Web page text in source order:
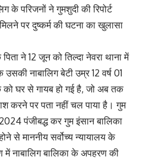
के परिजनों ने गुमशुदी की रिपोर्ट
पर दुष्कर्म की घटना का खुलासा
ने 12 जून को तिल्दा नेवरा थाना में
उसकी नाबालिग बेटी उम्र 12 वर्ष 01
को घर से गायब हो गई है, जो अब तक
करने पर पता नहीं चल पाया है। गुम
पंजीबद्ध कर गुम इंसान बालिका
से माननीय सर्वोच्य न्यायालय के
में नाबालिग बालिका के अपहरण की